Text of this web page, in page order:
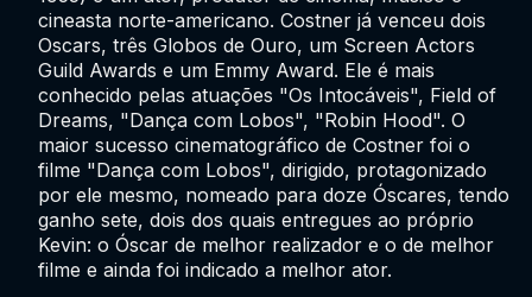
cineasta norte-americano. Costner já venceu dois
Oscars, três Globos de Ouro, um Screen Actors
Guild Awards e um Emmy Award. Ele é mais
conhecido pelas atuações "Os Intocáveis", Field of
Dreams, "Dança com Lobos", "Robin Hood". O
maior sucesso cinematográfico de Costner foi o
filme "Dança com Lobos", dirigido, protagonizado
por ele mesmo, nomeado para doze Óscares, tendo
ganho sete, dois dos quais entregues ao próprio
Kevin: o Óscar de melhor realizador e o de melhor
filme e ainda foi indicado a melhor ator.